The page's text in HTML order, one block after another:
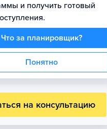
и получить готовый
Что за планировщик?
Понятно
в небольших
по уровню
гарантия
на бюджет
на консультацию